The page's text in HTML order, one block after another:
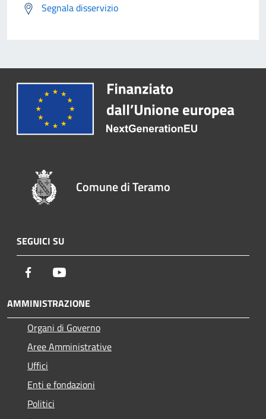
Segnala disservizio
Comune di Teramo
SEGUICI SU
Facebook
AMMINISTRAZIONE
Organi di Governo
Aree Amministrative
Uffici
Enti e fondazioni
Politici